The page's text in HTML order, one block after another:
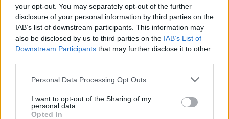
your opt-out. You may separately opt-out of the further
disclosure of your personal information by third parties on the
IAB’s list of downstream participants. This information may
also be disclosed by us to third parties on the IAB’s List of
Downstream Participants that may further disclose it to other
Personal Data Processing Opt Outs
I want to opt-out of the Sharing of my
personal data.
Opted In
ΑΔΕΡΦΗ